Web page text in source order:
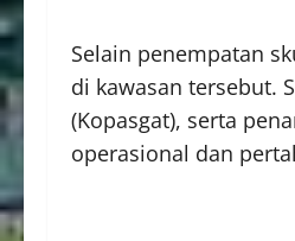
Selain penempatan
di kawasan tersebut.
(Kopasgat), serta
operasional dan